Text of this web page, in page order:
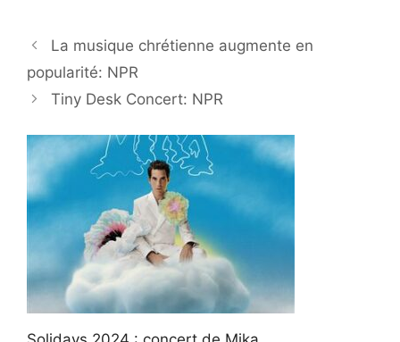
La musique chrétienne augmente en
popularité: NPR
Tiny Desk Concert: NPR